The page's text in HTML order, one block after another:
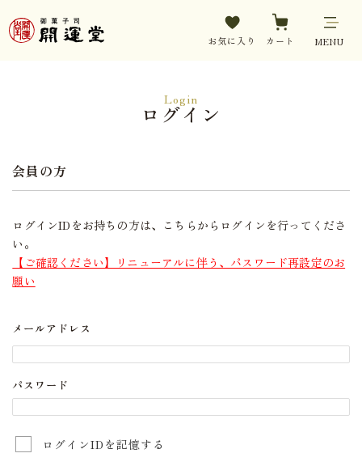
お気に入り カート MENU
Login
ログイン
会員の方
ログインIDをお持ちの方は、こちらからログインを行ってくださ
い。
【ご確認ください】リニューアルに伴う、パスワード再設定のお
願い
メールアドレス
パスワード
ログインIDを記憶する